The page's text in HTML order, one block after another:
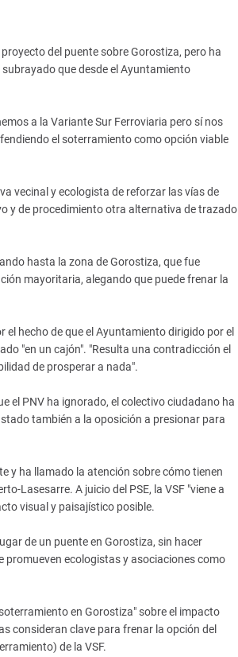
del puente sobre Gorostiza, pero ha
que desde el Ayuntamiento
a la Variante Sur Ferroviaria pero sí nos
el soterramiento como opción viable
vecinal y ecologista de reforzar las vías de
y de procedimiento otra alternativa de trazado
hasta la zona de Gorostiza, que fue
mayoritaria, alegando que puede frenar la
hecho de que el Ayuntamiento dirigido por el
"en un cajón". "Resulta una contradicción el
de prosperar a nada".
el PNV ha ignorado, el colectivo ciudadano ha
también a la oposición a presionar para
y ha llamado la atención sobre cómo tienen
Lasesarre. A juicio del PSE, la VSF "viene a
visual y paisajístico posible.
de un puente en Gorostiza, sin hacer
promueven ecologistas y asociaciones como
en Gorostiza" sobre el impacto
consideran clave para frenar la opción del
de la VSF.